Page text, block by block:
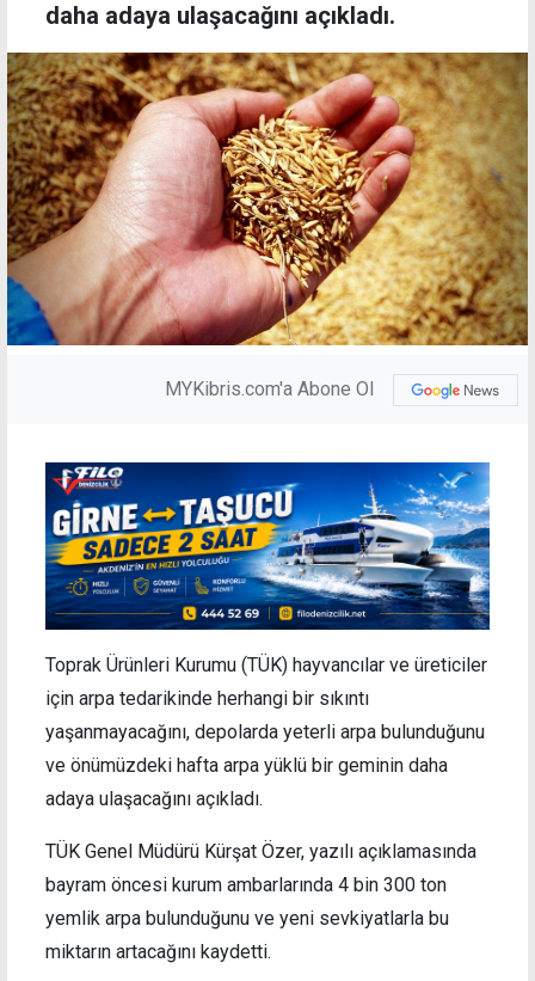
daha adaya ulaşacağını açıkladı.
MYKibris.com'a Abone Ol
Toprak Ürünleri Kurumu (TÜK) hayvancılar ve üreticiler
için arpa tedarikinde herhangi bir sıkıntı
yaşanmayacağını, depolarda yeterli arpa bulunduğunu
ve önümüzdeki hafta arpa yüklü bir geminin daha
adaya ulaşacağını açıkladı.
TÜK Genel Müdürü Kürşat Özer, yazılı açıklamasında
bayram öncesi kurum ambarlarında 4 bin 300 ton
yemlik arpa bulunduğunu ve yeni sevkiyatlarla bu
miktarın artacağını kaydetti.